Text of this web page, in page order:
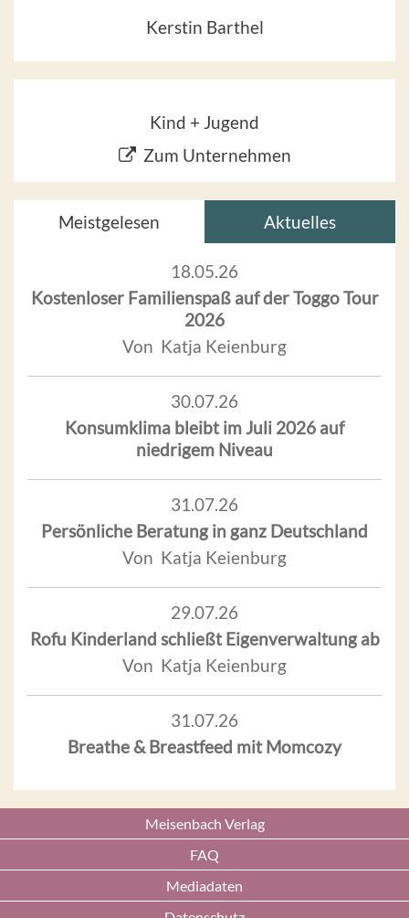
Kerstin Barthel
Kind + Jugend
Zum Unternehmen
Meistgelesen Aktuelles
18.05.26
Kostenloser Familienspaß auf der Toggo Tour
2026
Von Katja Keienburg
30.07.26
Konsumklima bleibt im Juli 2026 auf
niedrigem Niveau
31.07.26
Persönliche Beratung in ganz Deutschland
Von Katja Keienburg
29.07.26
Rofu Kinderland schließt Eigenverwaltung ab
Von Katja Keienburg
31.07.26
Breathe & Breastfeed mit Momcozy
Meisenbach Verlag
FAQ
Mediadaten